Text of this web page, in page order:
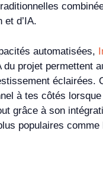
et d’IA.
automatisées,
du projet permettent
éclairées.
à tes côtés
grâce à son
populaires